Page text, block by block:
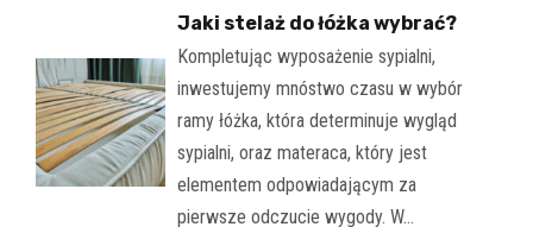
Jaki stelaż do łóżka wybrać?
Kompletując wyposażenie sypialni,
inwestujemy mnóstwo czasu w wybór
ramy łóżka, która determinuje wygląd
sypialni, oraz materaca, który jest
elementem odpowiadającym za
pierwsze odczucie wygody. W…